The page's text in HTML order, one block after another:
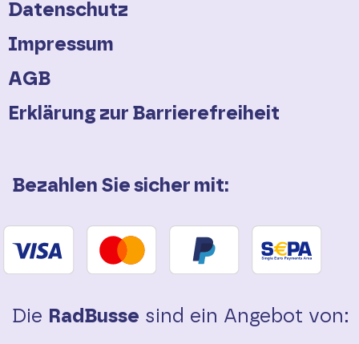
Datenschutz
Impressum
AGB
Erklärung zur Barrierefreiheit
Bezahlen Sie sicher mit:
Die RadBusse sind ein Angebot von: